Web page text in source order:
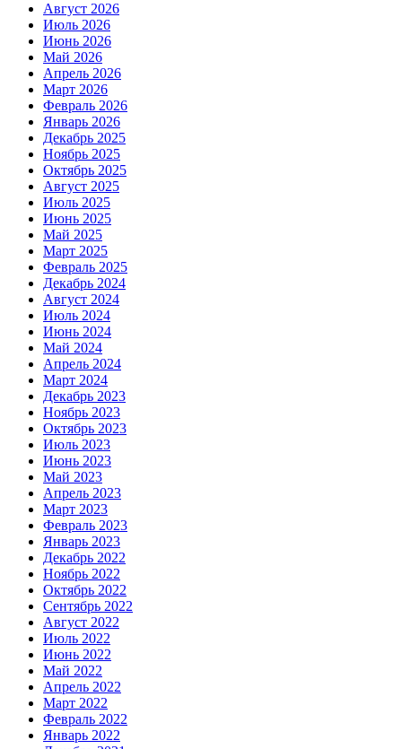
Август 2026
Июль 2026
Июнь 2026
Май 2026
Апрель 2026
Март 2026
Февраль 2026
Январь 2026
Декабрь 2025
Ноябрь 2025
Октябрь 2025
Август 2025
Июль 2025
Июнь 2025
Май 2025
Март 2025
Февраль 2025
Декабрь 2024
Август 2024
Июль 2024
Июнь 2024
Май 2024
Апрель 2024
Март 2024
Декабрь 2023
Ноябрь 2023
Октябрь 2023
Июль 2023
Июнь 2023
Май 2023
Апрель 2023
Март 2023
Февраль 2023
Январь 2023
Декабрь 2022
Ноябрь 2022
Октябрь 2022
Сентябрь 2022
Август 2022
Июль 2022
Июнь 2022
Май 2022
Апрель 2022
Март 2022
Февраль 2022
Январь 2022